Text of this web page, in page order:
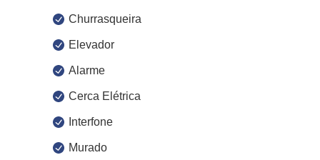
Churrasqueira
Elevador
Alarme
Cerca Elétrica
Interfone
Murado